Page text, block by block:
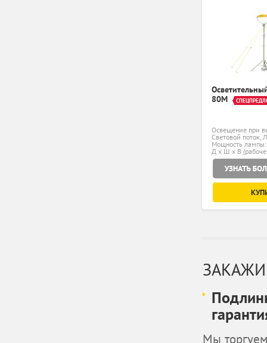
80M
Освещение при
Световой поток,
Мощность
Д x Ш x В
1435... мм
Мы